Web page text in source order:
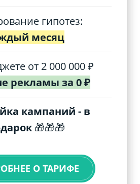
гипотез:
месяц
от 2 000 000 ₽
рекламы за 0 ₽
кампаний - в
🎁🎁🎁
О ТАРИФЕ